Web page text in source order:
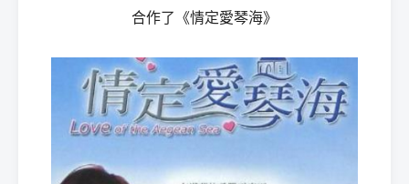
合作了《情定愛琴海》